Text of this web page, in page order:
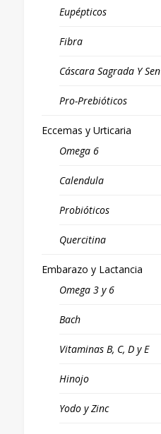
Eupépticos
Fibra
Cáscara Sagrada Y Sen
Pro-Prebióticos
Eccemas y Urticaria
Omega 6
Calendula
Probióticos
Quercitina
Embarazo y Lactancia
Omega 3 y 6
Bach
Vitaminas B, C, D y E
Hinojo
Yodo y Zinc